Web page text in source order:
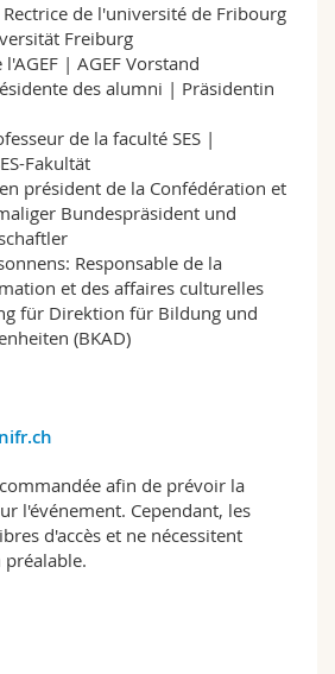
de l'université de Fribourg
Freiburg
| AGEF Vorstand
des alumni | Präsidentin
de la faculté SES |
Fakultät
président de la Confédération et
Bundespräsident und
Responsable de la
et des affaires culturelles
für Direktion für Bildung und
(BKAD)
afin de prévoir la
l'événement. Cependant, les
d'accès et ne nécessitent